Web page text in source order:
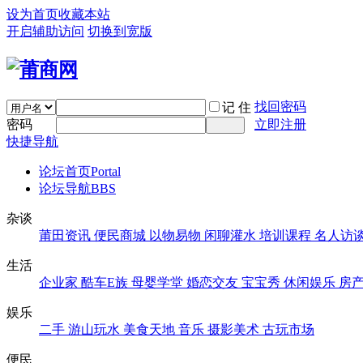
设为首页收藏本站
开启辅助访问 切换到宽版
记 住 找回密码
密码
立即注册
快捷导航
论坛首页Portal
论坛导航BBS
杂谈
莆田资讯 便民商城 以物易物 闲聊灌水 培训课程 名人访
生活
企业家 酷车E族 母婴学堂 婚恋交友 宝宝秀 休闲娱乐 房
娱乐
二手 游山玩水 美食天地 音乐 摄影美术 古玩市场
便民